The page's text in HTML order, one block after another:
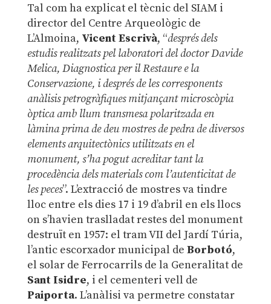
Tal com ha explicat el tècnic del SIAM i
director del Centre Arqueològic de
L’Almoina, Vicent Escrivà, “després dels
estudis realitzats pel laboratori del doctor Davide
Melica, Diagnostica per il Restaure e la
Conservazione, i després de les corresponents
anàlisis petrogràfiques mitjançant microscòpia
òptica amb llum transmesa polaritzada en
làmina prima de deu mostres de pedra de diversos
elements arquitectònics utilitzats en el
monument, s’ha pogut acreditar tant la
procedència dels materials com l’autenticitat de
les peces”. L’extracció de mostres va tindre
lloc entre els dies 17 i 19 d’abril en els llocs
on s’havien traslladat restes del monument
destruït en 1957: el tram VII del Jardí Túria,
l’antic escorxador municipal de Borbotó,
el solar de Ferrocarrils de la Generalitat de
Sant Isidre, i el cementeri vell de
Paiporta. L’anàlisi va permetre constatar